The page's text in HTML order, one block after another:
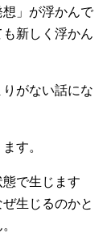
」が浮かんで
新しく浮かん
がない話にな
す。
で生じます
生じるのかと